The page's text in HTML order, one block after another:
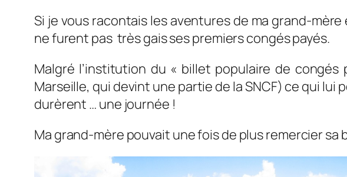
Si je vous racontais les aventures de ma grand-
ne furent pas très gais ses premiers congés payés.
Malgré l’institution du « billet populaire de
Marseille, qui devint une partie de la SNCF) ce qui
durèrent … une journée !
Ma grand-mère pouvait une fois de plus remercier sa